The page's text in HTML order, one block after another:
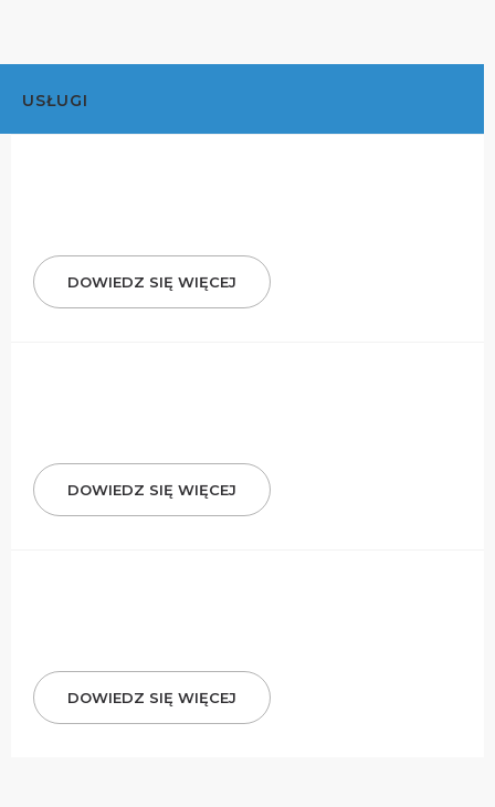
USŁUGI
DOWIEDZ SIĘ WIĘCEJ
DOWIEDZ SIĘ WIĘCEJ
DOWIEDZ SIĘ WIĘCEJ